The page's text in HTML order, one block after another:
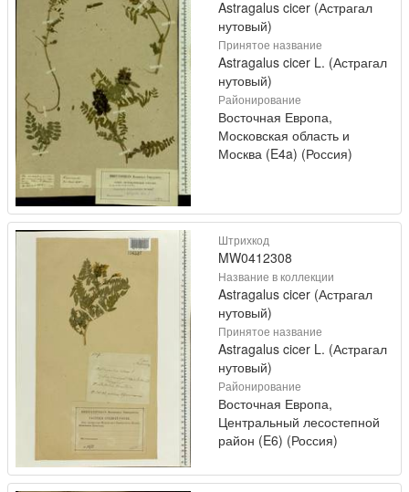
Astragalus cicer (Астрагал
нутовый)
Принятое название
Astragalus cicer L. (Астрагал
нутовый)
Районирование
Восточная Европа,
Московская область и
Москва (E4a) (Россия)
Штрихкод
MW0412308
Название в коллекции
Astragalus cicer (Астрагал
нутовый)
Принятое название
Astragalus cicer L. (Астрагал
нутовый)
Районирование
Восточная Европа,
Центральный лесостепной
район (E6) (Россия)